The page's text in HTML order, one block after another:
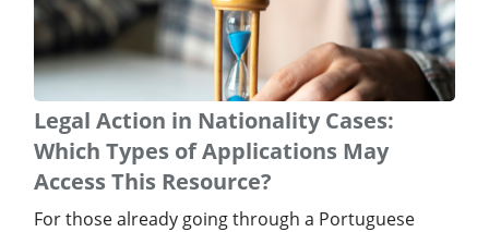
Legal Action in Nationality Cases:
Which Types of Applications May
Access This Resource?
For those already going through a Portuguese